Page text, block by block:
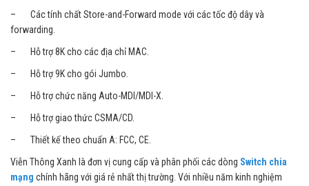
– Các tính chất Store-and-Forward mode với các tốc độ dây và
forwarding.
– Hỗ trợ 8K cho các địa chỉ MAC.
– Hỗ trợ 9K cho gói Jumbo.
– Hỗ trợ chức năng Auto-MDI/MDI-X.
– Hỗ trợ giao thức CSMA/CD.
– Thiết kế theo chuẩn A: FCC, CE.
Viễn Thông Xanh là đơn vị cung cấp và phân phối các dòng Switch chia
mạng chính hãng với giá rẻ nhất thị trường. Với nhiều năm kinh nghiệm